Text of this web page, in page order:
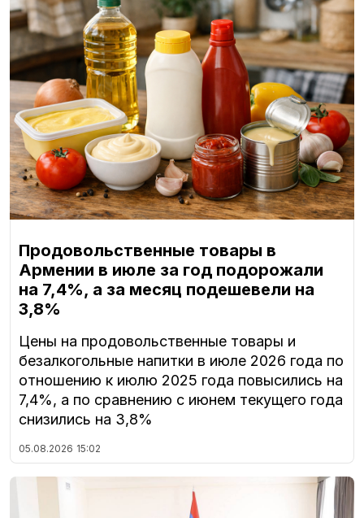
Продовольственные товары в
Армении в июле за год подорожали
на 7,4%, а за месяц подешевели на
3,8%
Цены на продовольственные товары и
безалкогольные напитки в июле 2026 года по
отношению к июлю 2025 года повысились на
7,4%, а по сравнению с июнем текущего года
снизились на 3,8%
05.08.2026 15:02